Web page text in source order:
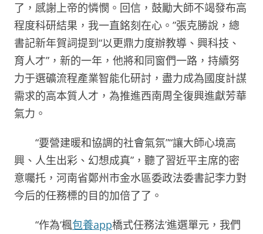
了，感謝上帝的憐憫。回信，鼓勵大師不竭發布高
程度科研結果，我一直銘刻在心。”張克勝說，總
書記新年賀詞提到“以更鼎力度辦教導、興科技、
育人才”，新的一年，他將和同窗們一路，持續努
力于選礦流程產業智能化研討，盡力成為國度計謀
需求的高本質人才，為推進西南周全復興進獻芳華
氣力。
“要營建暖和協調的社會氣氛”“讓大師心境高
興、人生出彩、幻想成真”，聽了習近平主席的密
意囑托，河南省鄭州市金水區委政法委書記李力對
今后的任務標的目的加倍了了。
“作為‘楓包養app橋式任務法’進選單元，我們